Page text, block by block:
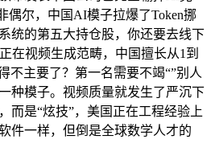
偶尔，中国AI模子拉爆了Token挪
统的第五大持仓股，你还要去线下
在视频生成范畴，中国擅长从1到
不主要了？第一名需要不竭“”别人
种模子。视频质量就发生了严沉下
而是“炫技”，美国正在工程经验上
件一样，但倒是全球数学人才的